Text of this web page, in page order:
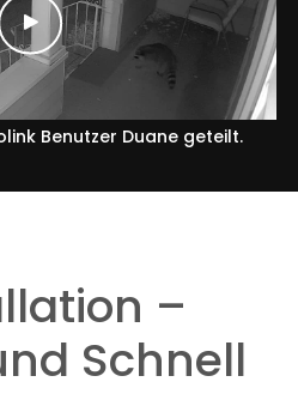
Benutzer Duane geteilt.
–
Schnell